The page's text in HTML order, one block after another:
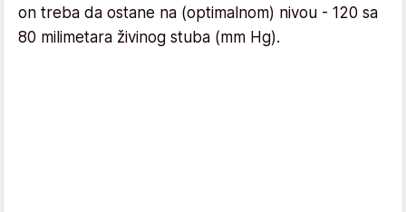
on treba da ostane na (optimalnom) nivou - 120 sa
80 milimetara živinog stuba (mm Hg).